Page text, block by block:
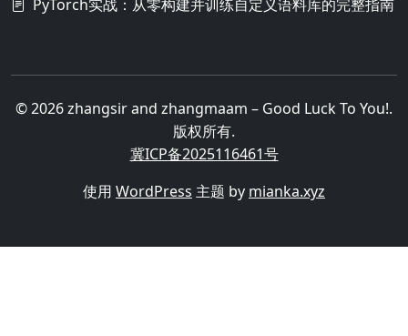
PyTorch实战：从零构建并训练自定义语料库的完整指南
© 2026 zhangsir and zhangmaam – Good Luck To You!.
版权所有.
冀ICP备2025116461号
使用 WordPress 主题 by mianka.xyz